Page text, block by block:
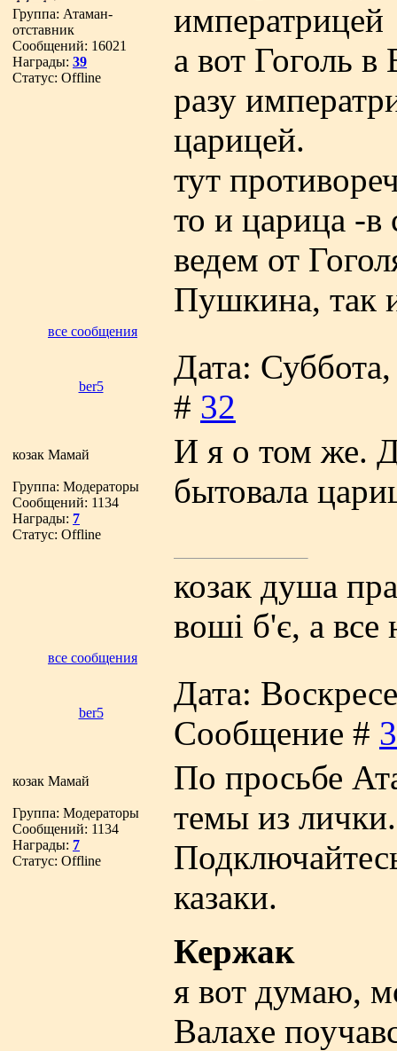
Группа: Атаман-
отставник
Сообщений: 16021
Награды: 39
Статус: Offline
императрицей
а вот Гоголь
разу
царицей.
тут
то и царица -
ведем от
Пушкина, так
все сообщения
ber5
Дата:
# 32
козак Мамай
Группа: Модераторы
Сообщений: 1134
Награды: 7
Статус: Offline
И я о том же.
бытовала
козак душа
вошi б'є, а все
все сообщения
ber5
Дата:
Сообщение #
козак Мамай
Группа: Модераторы
Сообщений: 1134
Награды: 7
Статус: Offline
По просьбе
темы из лички.
казаки.
Кержак
я вот думаю,
Валахе